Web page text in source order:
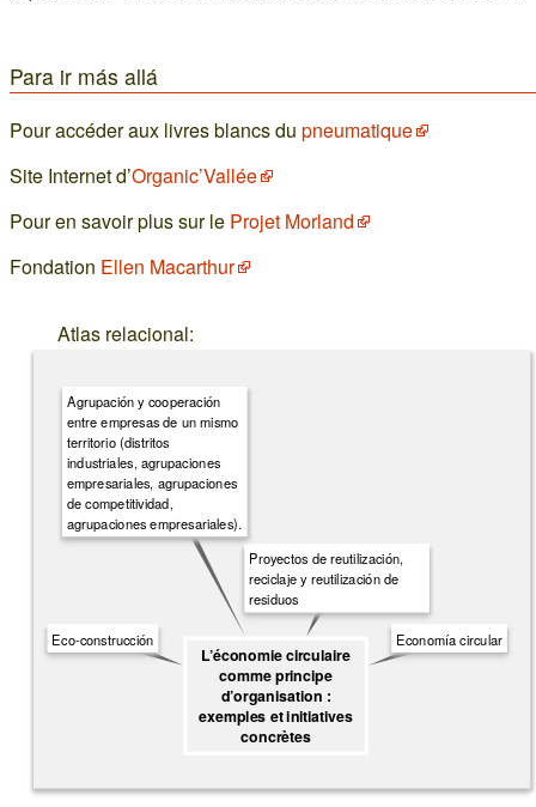
Para ir más allá
Pour accéder aux livres blancs du pneumatique
Site Internet d’Organic’Vallée
Pour en savoir plus sur le Projet Morland
Fondation Ellen Macarthur
Atlas relacional:
L’économie circulaire
comme principe
d’organisation :
exemples et initiatives
concrètes
Economía circular
Proyectos de reutilización,
reciclaje y reutilización de
residuos
Agrupación y cooperación
entre empresas de un mismo
territorio (distritos
industriales, agrupaciones
empresariales, agrupaciones
de competitividad,
agrupaciones empresariales).
Eco-construcción